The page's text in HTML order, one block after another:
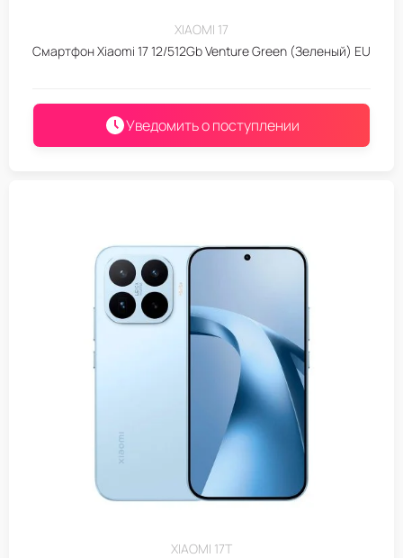
XIAOMI 17
Смартфон Xiaomi 17 12/512Gb Venture Green (Зеленый) EU
Уведомить о поступлении
XIAOMI 17T